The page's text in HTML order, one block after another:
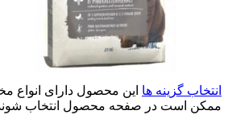
انتخاب گزینه ها این محصول دارای انواع
ممکن است در صفحه محصول انتخاب